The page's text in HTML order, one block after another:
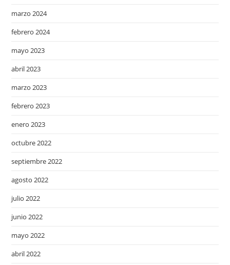
marzo 2024
febrero 2024
mayo 2023
abril 2023
marzo 2023
febrero 2023
enero 2023
octubre 2022
septiembre 2022
agosto 2022
julio 2022
junio 2022
mayo 2022
abril 2022